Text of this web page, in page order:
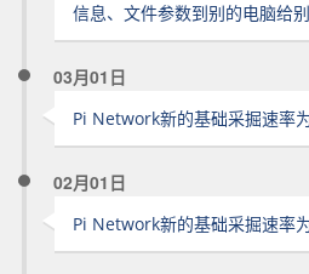
信息、文件参数到别的电脑给
03月01日
Pi Network新的基础采掘速率
02月01日
Pi Network新的基础采掘速率